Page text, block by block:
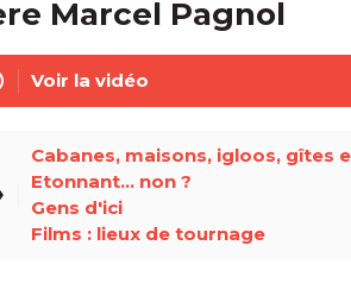
Marcel Pagnol
Voir la vidéo
Cabanes, maisons, igloos, gîtes
Etonnant... non ?
Gens d'ici
Films : lieux de tournage